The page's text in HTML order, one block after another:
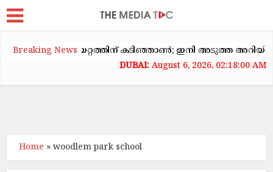
Breaking News
വാടകക്കയറ്റത്തിന് കടിഞ്ഞാൺ; ഇനി അടുത്ത അറിയിപ്പ്
August 6, 2026, 02:18:00 AM
Home »woodlem park school